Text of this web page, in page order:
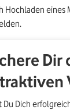
Hochladen eines
Dir
Du Dich